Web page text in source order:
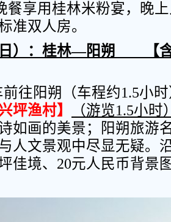
餐享用桂林米粉宴，晚
准双人房。
日）：桂林—阳朔
【
往阳朔（车程约1.5小
坪渔村】
（游览1.5小时
如画的美景；阳朔旅游
人文景观中尽显无疑。
佳境、 20元人民币背景